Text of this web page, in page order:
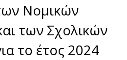
Νομικών
των Σχολικών
το έτος 2024